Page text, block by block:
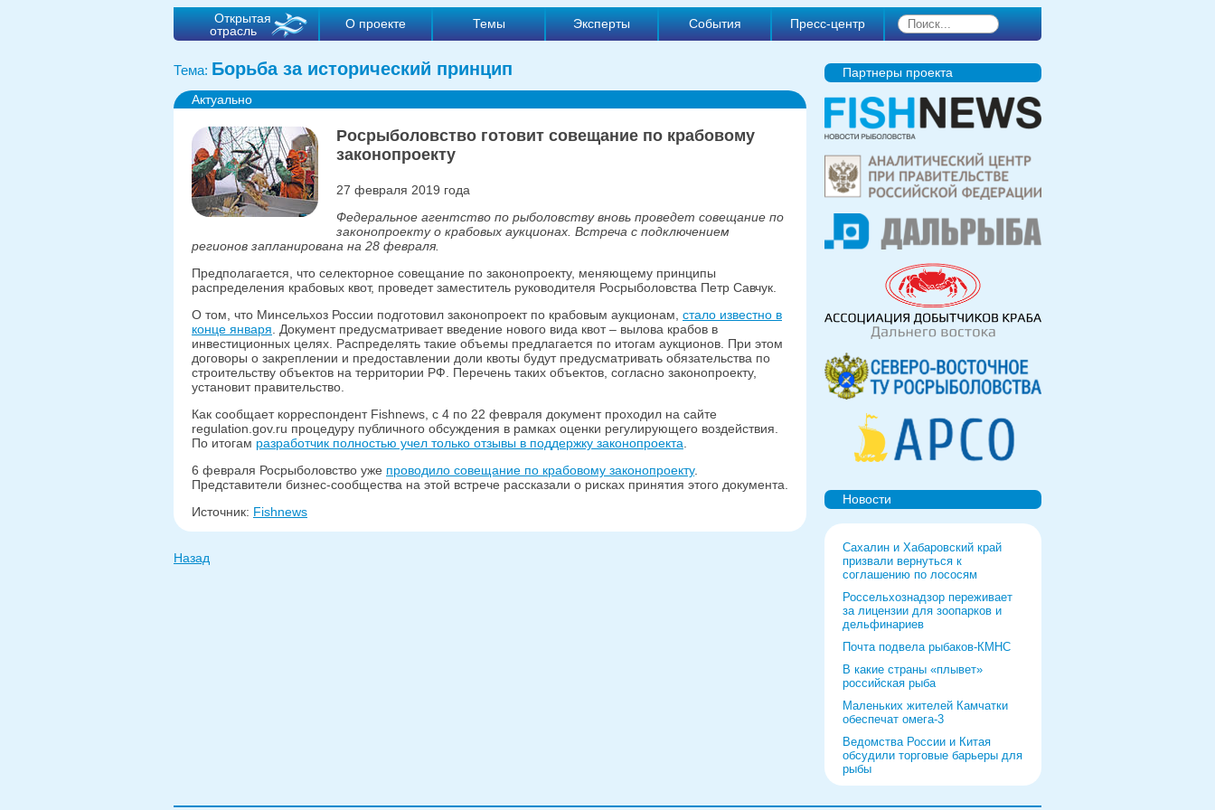
Открытая
отрасль
О проекте Темы Эксперты События Пресс-центр
Тема: Борьба за исторический принцип
Актуально
Росрыболовство готовит совещание по крабовому
законопроекту
27 февраля 2019 года
Федеральное агентство по рыболовству вновь проведет совещание по
законопроекту о крабовых аукционах. Встреча с подключением
регионов запланирована на 28 февраля.
Предполагается, что селекторное совещание по законопроекту, меняющему принципы
распределения крабовых квот, проведет заместитель руководителя Росрыболовства Петр Савчук.
О том, что Минсельхоз России подготовил законопроект по крабовым аукционам, стало известно в
конце января . Документ предусматривает введение нового вида квот – вылова крабов в
инвестиционных целях. Распределять такие объемы предлагается по итогам аукционов. При этом
договоры о закреплении и предоставлении доли квоты будут предусматривать обязательства по
строительству объектов на территории РФ. Перечень таких объектов, согласно законопроекту,
установит правительство.
Как сообщает корреспондент Fishnews, с 4 по 22 февраля документ проходил на сайте
regulation.gov.ru процедуру публичного обсуждения в рамках оценки регулирующего воздействия.
По итогам разработчик полностью учел только отзывы в поддержку законопроекта
6 февраля Росрыболовство уже проводило совещание по крабовому законопроекту.
Представители бизнес-сообщества на этой встрече рассказали о рисках принятия этого документа.
Источник: Fishnews
Назад
Партнеры проекта
Новости
Сахалин и Хабаровский край
призвали вернуться к
соглашению по лососям
Россельхознадзор переживает
за лицензии для зоопарков и
дельфинариев
Почта подвела рыбаков-КМНС
В какие страны «плывет»
российская рыба
Маленьких жителей Камчатки
обеспечат омега-3
Ведомства России и Китая
обсудили торговые барьеры для
рыбы
форуму и выставке в Питере